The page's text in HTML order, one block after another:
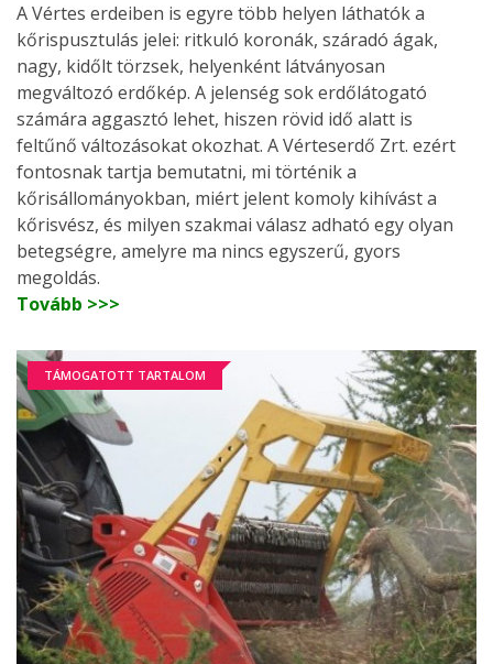
A Vértes erdeiben is egyre több helyen láthatók a
kőrispusztulás jelei: ritkuló koronák, száradó ágak,
nagy, kidőlt törzsek, helyenként látványosan
megváltozó erdőkép. A jelenség sok erdőlátogató
számára aggasztó lehet, hiszen rövid idő alatt is
feltűnő változásokat okozhat. A Vérteserdő Zrt. ezért
fontosnak tartja bemutatni, mi történik a
kőrisállományokban, miért jelent komoly kihívást a
kőrisvész, és milyen szakmai válasz adható egy olyan
betegségre, amelyre ma nincs egyszerű, gyors
megoldás.
Tovább >>>
TÁMOGATOTT TARTALOM